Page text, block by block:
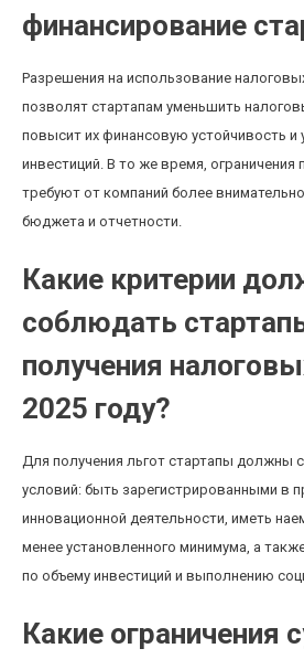
финансирование
Разрешения на использование
позволят стартапам уменьшить
повысит их финансовую устойчивость и
инвестиций. В то же время, ограничения
требуют от компаний более
бюджета и отчетности.
Какие критерии
соблюдать
получения
2025 году?
Для получения льгот стартапы должны
условий: быть зарегистрированными в
инновационной деятельности, иметь
менее установленного минимума, а
по объему инвестиций и выполнению
Какие ограничения